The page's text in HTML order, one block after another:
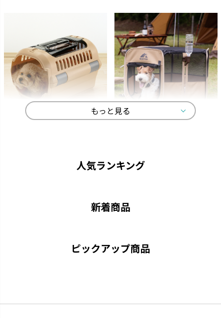
す。
です。
もっと見る
人気ランキング
新着商品
ピックアップ商品